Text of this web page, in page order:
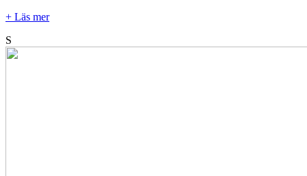
+ Läs mer
S